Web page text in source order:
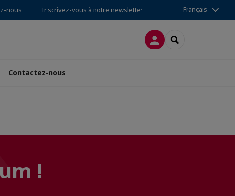
nous Inscrivez-vous à notre newsletter Français
CONNEXIONRECHERCHER
Contactez-nous
!